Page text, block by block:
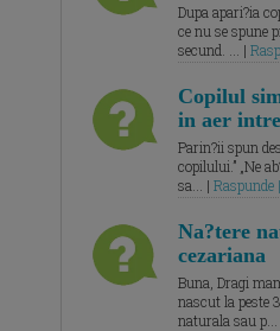
Dupa apari?ia
ce nu se spune
secund. ... |
Copilul
in aer
Parin?ii spun
copilului.” „Ne
sa... |
Na?tere
cezariana
Buna, Dragi
nascut la peste
naturala sau p...